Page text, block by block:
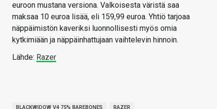
euroon mustana versiona. Valkoisesta väristä saa
maksaa 10 euroa lisää, eli 159,99 euroa. Yhtiö tarjoaa
näppäimistön kaveriksi luonnollisesti myös omia
kytkimiään ja näppäinhattujaan vaihtelevin hinnoin.
Lähde: Razer
BLACKWIDOW V4 75% BAREBONES RAZER